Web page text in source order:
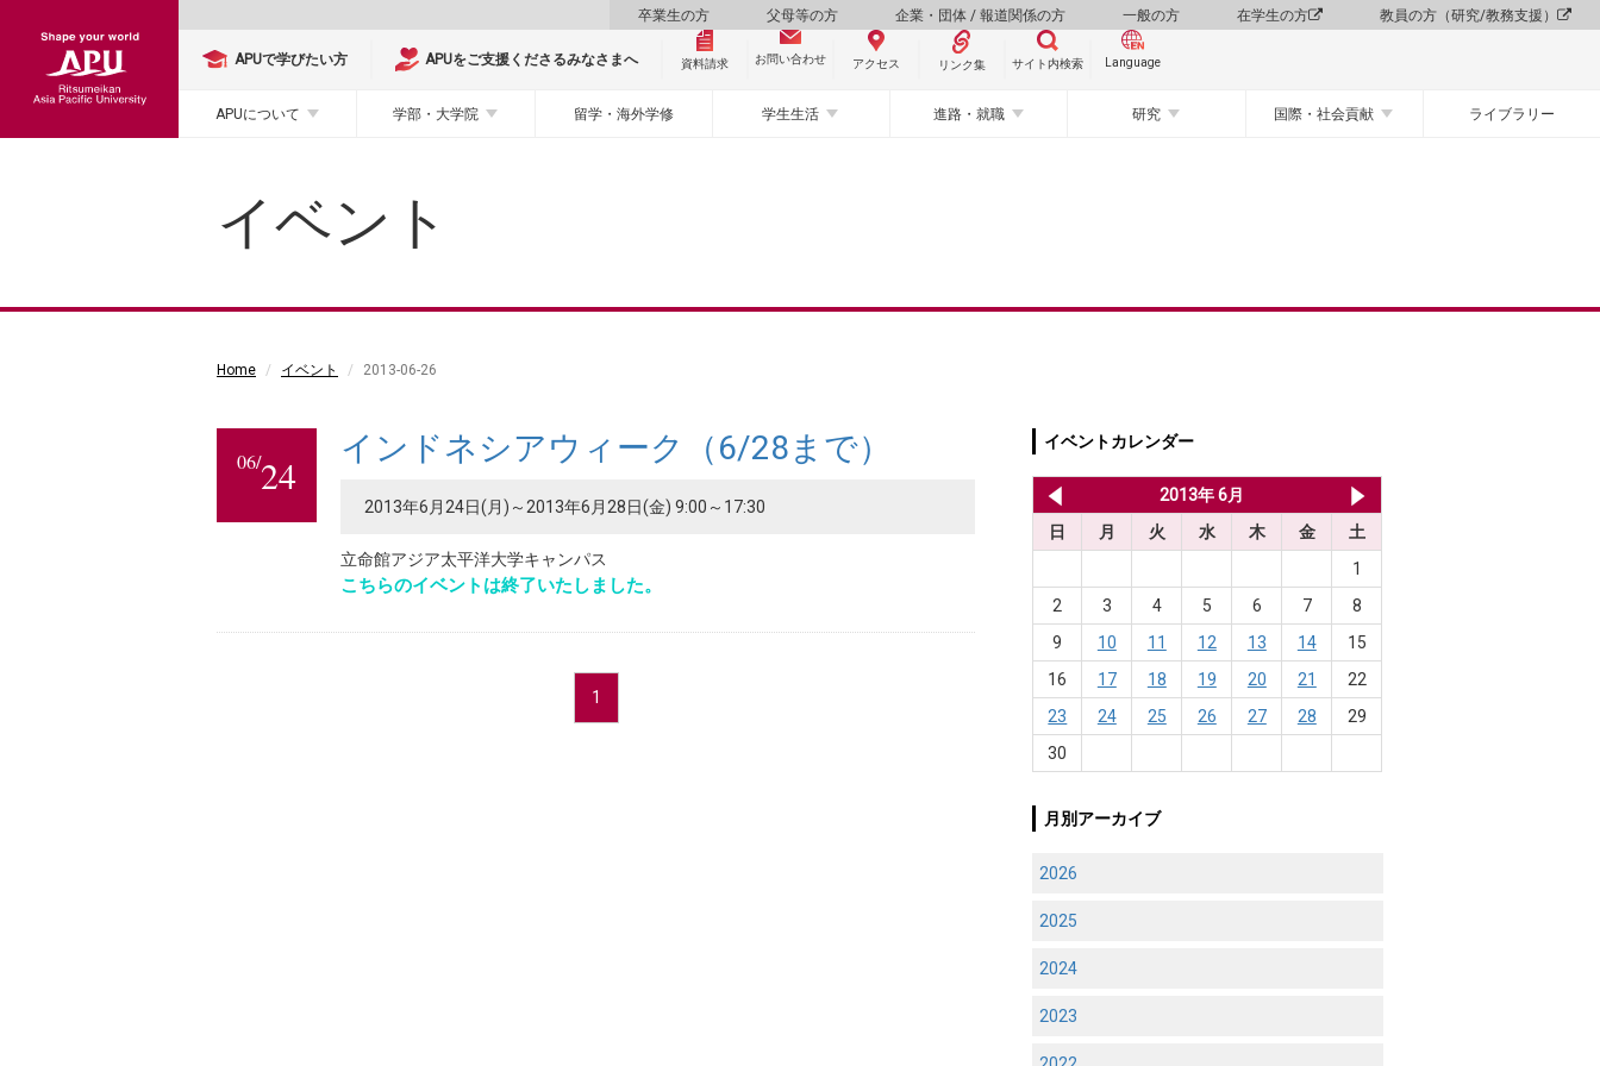
卒業生の方 父母等の方 企業・団体 / 報道関係の方 一般の方 在学生の方 教員の方（研究/教務支援）
APUで学びたい方 APUをご支援くださるみなさまへ 資料請求 お問い合わせ アクセス リンク集 サイト内検索 Language
APUについて 学部・大学院 留学・海外学修 学生生活 進路・就職 研究 国際・社会貢献 ライブラリー
イベント
Home イベント 2013-06-26
06/24
インドネシアウィーク（6/28まで）
2013年6月24日(月)～2013年6月28日(金) 9:00～17:30
立命館アジア太平洋大学キャンパス
こちらのイベントは終了いたしました。
1
イベントカレンダー
2013年 6月
日
月 火 水 木 金
土
1
2
3 4 5 6 7
8
9
10 11 12 13 14
15
16
17 18 19 20 21
22
23
24 25 26 27 28
29
30
月別アーカイブ
2026
2025
2024
2023